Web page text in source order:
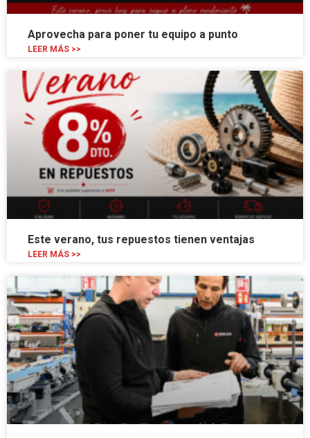
Aprovecha para poner tu equipo a punto
LEER MÁS >>
Este verano, tus repuestos tienen ventajas
LEER MÁS >>